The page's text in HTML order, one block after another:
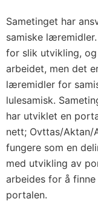
Sametinget har
samiske
for slik utvikling,
arbeidet, men det
læremidler for
lulesamisk.
har utviklet en
nett; Ovttas/Aktan/
fungere som en
med utvikling av
arbeides for å
portalen.